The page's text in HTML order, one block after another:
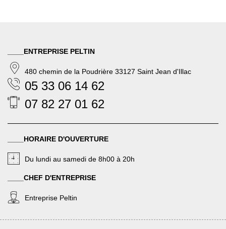
____ENTREPRISE PELTIN
480 chemin de la Poudrière 33127 Saint Jean d'Illac
05 33 06 14 62
07 82 27 01 62
____HORAIRE D'OUVERTURE
Du lundi au samedi de 8h00 à 20h
____CHEF D'ENTREPRISE
Entreprise Peltin